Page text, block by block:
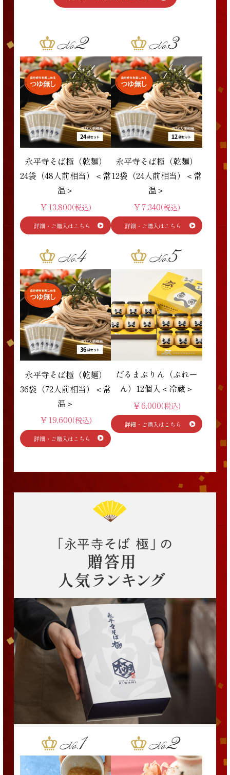
永平寺そば極（乾麺）
24袋（48人前相当）＜常
温＞
￥13,800(税込)
永平寺そば極（乾麺）
12袋（24人前相当）＜常
温＞
￥7,340(税込)
永平寺そば極（乾麺）
36袋（72人前相当）＜常
温＞
￥19,600(税込)
だるまぷりん（ぷれー
ん）12個入＜冷蔵＞
￥6,000(税込)